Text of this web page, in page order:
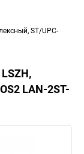
ST/UPC-
LAN-2ST-